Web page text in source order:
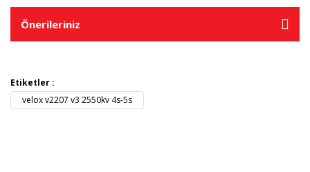
Önerileriniz
Etiketler :
velox v2207 v3 2550kv 4s-5s